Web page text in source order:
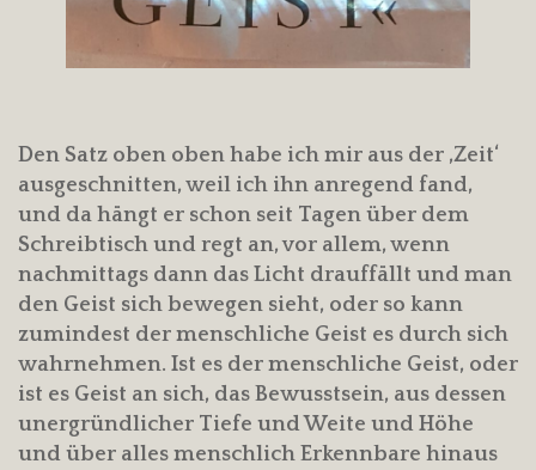
Den Satz oben oben habe ich mir aus der ‚Zeit‘
ausgeschnitten, weil ich ihn anregend fand,
und da hängt er schon seit Tagen über dem
Schreibtisch und regt an, vor allem, wenn
nachmittags dann das Licht drauffällt und man
den Geist sich bewegen sieht, oder so kann
zumindest der menschliche Geist es durch sich
wahrnehmen. Ist es der menschliche Geist, oder
ist es Geist an sich, das Bewusstsein, aus dessen
unergründlicher Tiefe und Weite und Höhe
und über alles menschlich Erkennbare hinaus